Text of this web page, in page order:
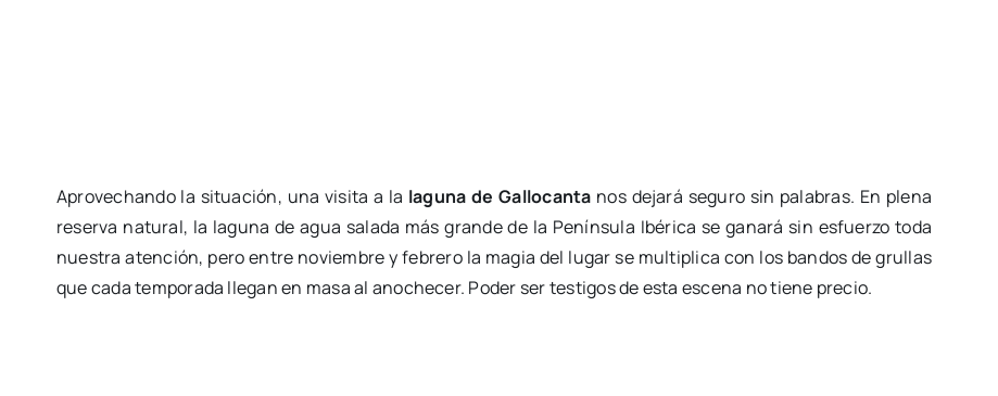
Aprovechando la situación, una visita a la laguna de Gallocanta nos dejará seguro sin palabras. En plena
reserva natural, la laguna de agua salada más grande de la Península Ibérica se ganará sin esfuerzo toda
nuestra atención, pero entre noviembre y febrero la magia del lugar se multiplica con los bandos de grullas
que cada temporada llegan en masa al anochecer. Poder ser testigos de esta escena no tiene precio.